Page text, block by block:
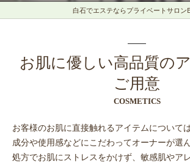
白石でエステならプライベートサロン
お肌に優しい高品質の
ご用意
COSMETICS
お客様のお肌に直接触れるアイテムについて
成分や使用感などにこだわってオーナーが選
処方でお肌にストレスをかけず、敏感肌やア